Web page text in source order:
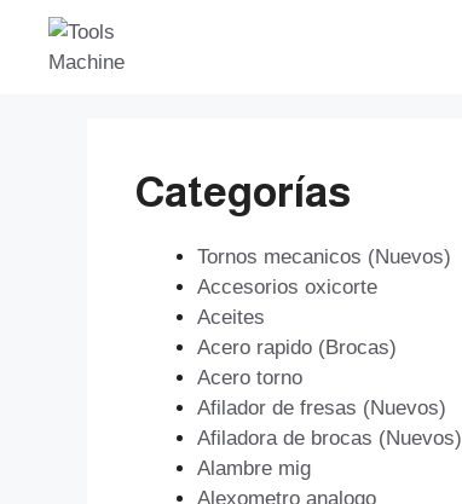
Saltar
contenido
Categorías
Tornos mecanicos (Nuevos)
Accesorios oxicorte
Aceites
Acero rapido (Brocas)
Acero torno
Afilador de fresas (Nuevos)
Afiladora de brocas (Nuevos)
Alambre mig
Alexometro analogo